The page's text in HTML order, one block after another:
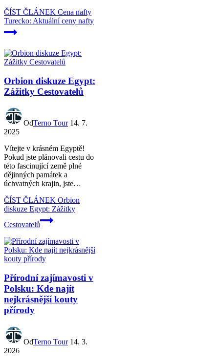
ČÍST ČLÁNEK Cena nafty
Turecko: Aktuální ceny nafty
Orbion diskuze Egypt:
Zážitky Cestovatelů
OdTerno Tour 14. 7.
2025
Vítejte v krásném Egyptě!
Pokud jste plánovali cestu do
této fascinující země plné
dějinných památek a
úchvatných krajin, jste…
ČÍST ČLÁNEK Orbion
diskuze Egypt: Zážitky
Cestovatelů
Přírodní zajímavosti v
Polsku: Kde najít
nejkrásnější kouty
přírody
OdTerno Tour 14. 3.
2026